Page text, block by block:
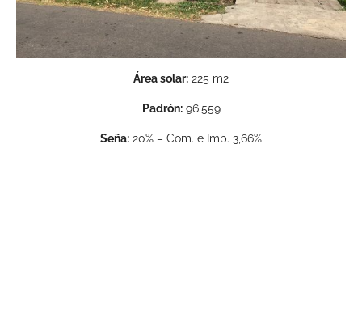
Área solar: 225 m2
Padrón:96.559
Seña: 20% – Com. e Imp. 3,66%